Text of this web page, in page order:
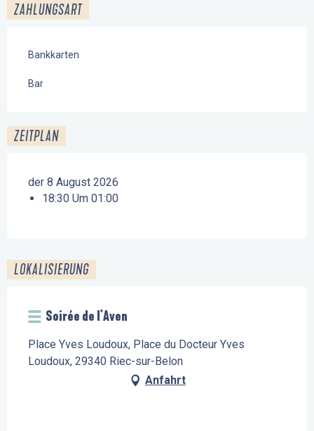
ZAHLUNGSART
Bankkarten
Bar
ZEITPLAN
der 8 August 2026
18:30 Um 01:00
LOKALISIERUNG
Soirée de l'Aven
Place Yves Loudoux, Place du Docteur Yves
Loudoux, 29340 Riec-sur-Belon
Anfahrt